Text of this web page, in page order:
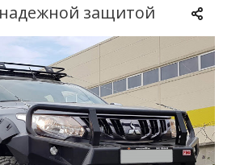
защитой